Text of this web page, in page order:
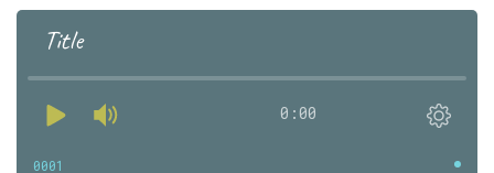
Title
0:00
0001